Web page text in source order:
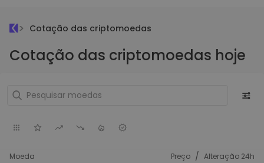
Cotação das criptomoedas
Cotação das criptomoedas hoje
Moeda Preço / Alteração 24h